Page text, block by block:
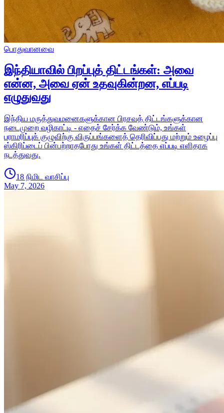
பொதுவானவை
இந்தியாவில் பிறப்புத் திட்டங்கள்: அவை
என்ன, அவை ஏன் உதவுகின்றன, எப்படி
எழுதுவது
இந்திய மருத்துவமனைகளுக்கான பிரசவத் திட்டங்களுக்கான
நடைமுறை வழிகாட்டி - எதைச் சேர்க்க வேண்டும், உங்கள்
பராமரிப்புக் குழுவிற்கு விருப்பங்களைத் தெரிவிப்பது மற்றும் உழைப்பு
ஸ்கிரிப்டைப் பின்பற்றாதபோது உங்கள் திட்டத்தை எப்படி எளிதாக
நடத்துவது.
18 நிமிட வாசிப்பு
May 7, 2026